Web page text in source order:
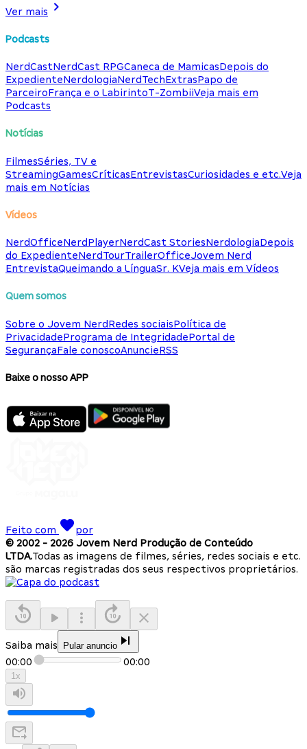
Ver mais
Podcasts
NerdCastNerdCast RPGCaneca de MamicasDepois do
ExpedienteNerdologiaNerdTechExtrasPapo de
ParceiroFrança e o LabirintoT-ZombiiVeja mais em
Podcasts
Notícias
FilmesSéries, TV e
StreamingGamesCríticasEntrevistasCuriosidades e etc.Veja
mais em Notícias
Vídeos
NerdOfficeNerdPlayerNerdCast StoriesNerdologiaDepois
do ExpedienteNerdTourTrailerOfficeJovem Nerd
EntrevistaQueimando a LínguaSr. KVeja mais em Vídeos
Quem somos
Sobre o Jovem NerdRedes sociaisPolítica de
PrivacidadePrograma de IntegridadePortal de
SegurançaFale conoscoAnuncieRSS
Baixe o nosso APP
Feito com
por
© 2002 - 2026 Jovem Nerd Produção de Conteúdo
LTDA.Todas as imagens de filmes, séries, redes sociais e etc.
são marcas registradas dos seus respectivos proprietários.
Saiba mais Pular anuncio
00:00 00:00
1x